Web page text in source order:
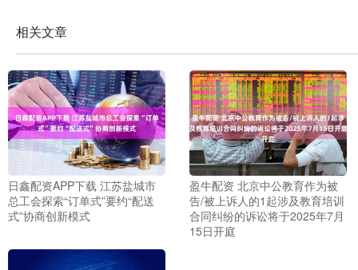
相关文章
日鑫配资APP下载 江苏盐城市
总工会探索“订单式”要约“配送
式”协商创新模式
盈牛配资 北京中公教育作为被
告/被上诉人的1起涉及教育培训
合同纠纷的诉讼将于2025年7月
15日开庭